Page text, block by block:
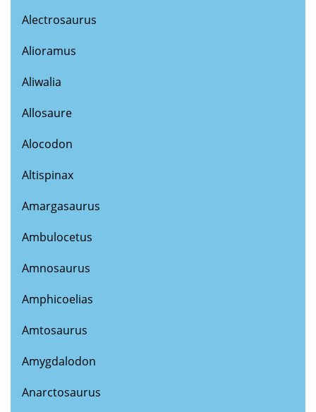
Alectrosaurus
Alioramus
Aliwalia
Allosaure
Alocodon
Altispinax
Amargasaurus
Ambulocetus
Amnosaurus
Amphicoelias
Amtosaurus
Amygdalodon
Anarctosaurus